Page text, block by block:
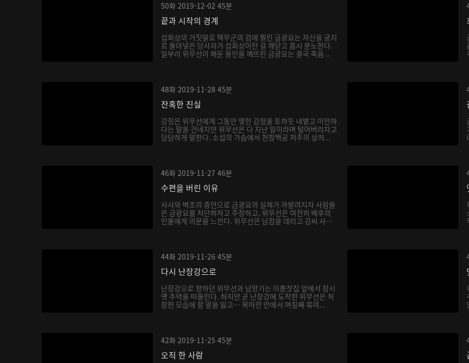
50화 2019-12-02 45분
끝과 시작의 경계
섭회상의 거짓말로 택무군의 검에 찔린 금광요는 자신을 궁지
로 몰아넣은 당사자가 섭회상이란 걸 깨닫고 몹시 분노한다.
일부러 위무선이 해둔 봉인을 깨뜨린 금광요는 결국 죽음...
48화 2019-11-28 45분
잔혹한 진실
강징은 위무선에게 그동안 맺힌 감정을 토하듯 내뱉고 미안하
다는 말을 건네지만 위무선은 다 지난 일이라며 털어버리자고
담담하게 말한다. 소섭의 가슴에서 천창백공 저주의 상처...
46화 2019-11-27 46분
수편을 버린 이유
사사와 벽초의 증언으로 금광요의 실체가 까발려지자 사람들
은 금광요를 처단하자고 주장하고, 위무선은 여전히 배후의
인물에게 의문을 느낀다. 위무선은 남잠을 데리고 강씨 사
44화 2019-11-26 45분
다시 난장강으로
난장강으로 향하던 위무선과 남망기는 이릉찻집 앞에서 잠시
옛 추억을 떠올린다. 하지만 곧 난장강에 도착한 위무선은 처
참한 모습에 할 말을 잃고… 복마전 안에서 며칠째 묶여...
42화 2019-11-25 45분
오직 한 사람